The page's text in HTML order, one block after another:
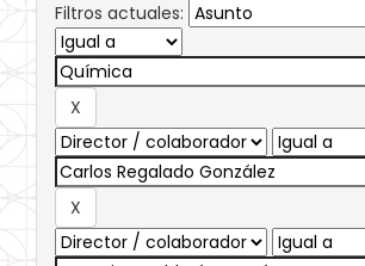
Filtros actuales: